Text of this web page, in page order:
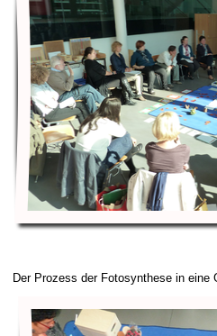
Der Prozess der Fotosynthese in